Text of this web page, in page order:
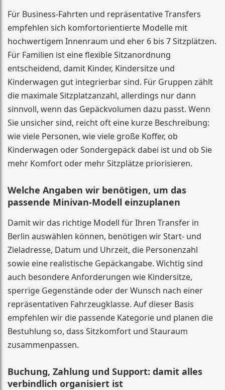
Für Business-Fahrten und repräsentative Transfers
empfehlen sich komfortorientierte Modelle mit
hochwertigem Innenraum und eher 6 bis 7 Sitzplätzen.
Für Familien ist eine flexible Sitzanordnung
entscheidend, damit Kinder, Kindersitze und
Kinderwagen gut integrierbar sind. Für Gruppen zählt
die maximale Sitzplatzanzahl, allerdings nur dann
sinnvoll, wenn das Gepäckvolumen dazu passt. Wenn
Sie unsicher sind, reicht oft eine kurze Beschreibung:
wie viele Personen, wie viele große Koffer, ob
Kinderwagen oder Sondergepäck dabei ist und ob Sie
mehr Komfort oder mehr Sitzplätze priorisieren.
Welche Angaben wir benötigen, um das
passende Minivan-Modell einzuplanen
Damit wir das richtige Modell für Ihren Transfer in
Berlin auswählen können, benötigen wir Start- und
Zieladresse, Datum und Uhrzeit, die Personenzahl
sowie eine realistische Gepäckangabe. Wichtig sind
auch besondere Anforderungen wie Kindersitze,
sperrige Gegenstände oder der Wunsch nach einer
repräsentativen Fahrzeugklasse. Auf dieser Basis
empfehlen wir die passende Kategorie und planen die
Bestuhlung so, dass Sitzkomfort und Stauraum
zusammenpassen.
Buchung, Zahlung und Support: damit alles
verbindlich organisiert ist